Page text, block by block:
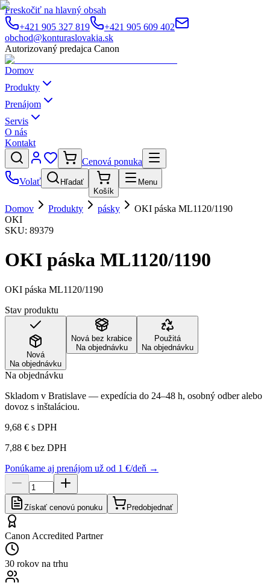
Preskočiť na hlavný obsah
+421 905 327 819
+421 905 609 402
obchod@konturaslovakia.sk
Autorizovaný predajca Canon
Domov
Produkty
Prenájom
Servis
O nás
Kontakt
Cenová ponuka
Volať
Hľadať
Košík
Menu
Domov Produkty pásky
OKI páska ML1120/1190
OKI
SKU: 89379
OKI páska ML1120/1190
OKI páska ML1120/1190
Stav produktu
Nová
Na objednávku
Nová bez krabice
Na objednávku
Použitá
Na objednávku
Na objednávku
Skladom v Bratislave — expedícia do 24–48 h, osobný odber alebo
dovoz s inštaláciou.
9,68 € s DPH
7,88 € bez DPH
Ponúkame aj prenájom už od 1 €/deň →
Získať cenovú ponuku Predobjednať
Canon Accredited Partner
30 rokov na trhu